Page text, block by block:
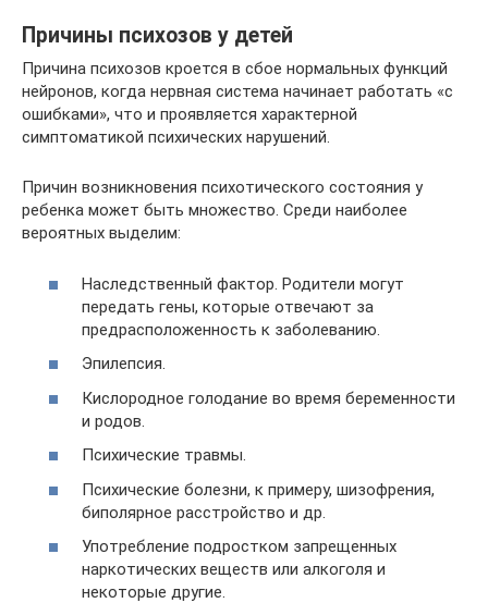
Причины психозов у детей
Причина психозов кроется в сбое нормальных функций
нейронов, когда нервная система начинает работать «с
ошибками», что и проявляется характерной
симптоматикой психических нарушений.
Причин возникновения психотического состояния у
ребенка может быть множество. Среди наиболее
вероятных выделим:
Наследственный фактор. Родители могут
передать гены, которые отвечают за
предрасположенность к заболеванию.
Эпилепсия.
Кислородное голодание во время беременности
и родов.
Психические травмы.
Психические болезни, к примеру, шизофрения,
биполярное расстройство и др.
Употребление подростком запрещенных
наркотических веществ или алкоголя и
некоторые другие.